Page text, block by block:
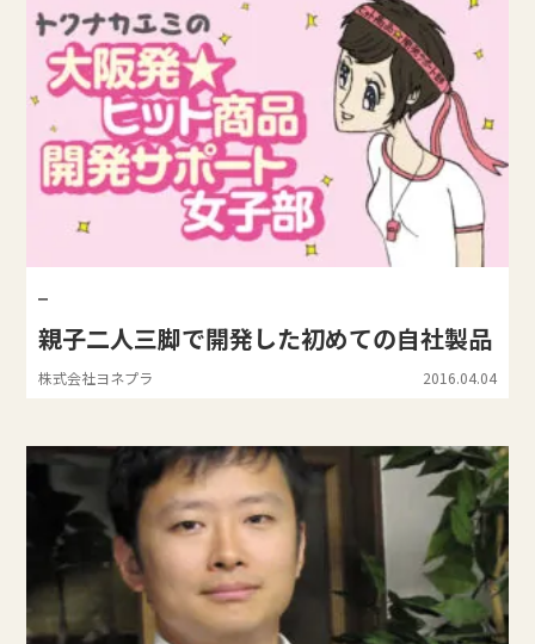
親子二人三脚で開発した初めての自社製品
株式会社ヨネプラ 2016.04.04